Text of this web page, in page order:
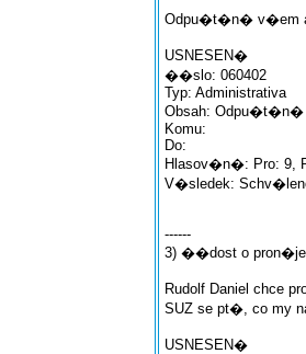
Odpu�t�n� v�em
USNESEN�
��slo: 060402
Typ: Administrativa
Obsah:
Komu:
Do:
Hlasov�n�: Pro: 9,
V�sledek:
------
3) ��dost o
Rudolf Daniel chce
SUZ se pt�, co my
USNESEN�